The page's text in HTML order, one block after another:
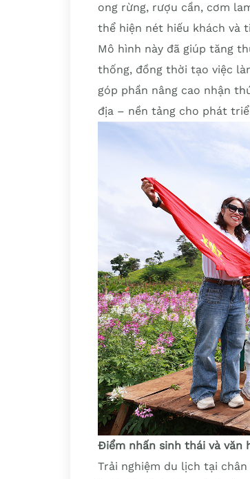
ong rừng, rượu cần, cơm
thể hiện nét hiếu khách và
Mô hình này đã giúp tăng
thống, đồng thời tạo việc
góp phần nâng cao nhận
địa – nền tảng cho phát
Điểm nhấn sinh thái và văn
Trải nghiệm du lịch tại